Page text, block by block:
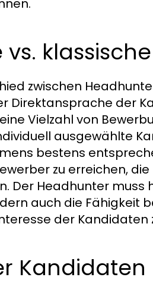
zwischen
Direktansprache der
Vielzahl von
ausgewählte
bestens
zu erreichen,
Der Headhunter muss
auch die Fähigkeit
der Kandidaten
Kandidaten